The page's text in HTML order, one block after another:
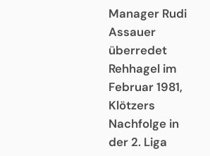
Manager Rudi
Assauer
überredet
Rehhagel im
Februar 1981,
Klötzers
Nachfolge in
der 2. Liga